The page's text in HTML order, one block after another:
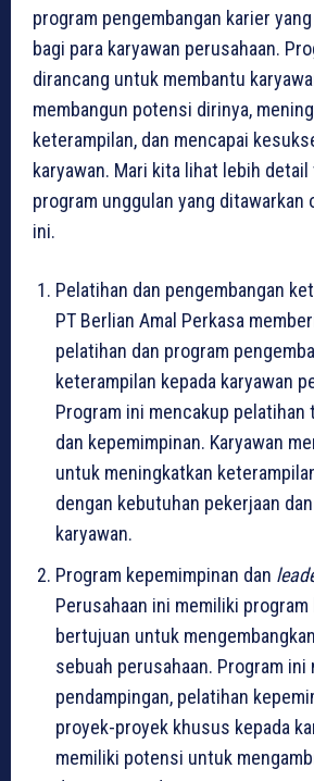
program pengembangan karier
bagi para karyawan perusahaan.
dirancang untuk membantu
membangun potensi dirinya,
keterampilan, dan mencapai
karyawan. Mari kita lihat lebih
program unggulan yang ditawarkan
ini.
Pelatihan dan pengembangan
PT Berlian Amal Perkasa
pelatihan dan program
keterampilan kepada karyawan
Program ini mencakup pelatihan
dan kepemimpinan. Karyawan
untuk meningkatkan
dengan kebutuhan pekerjaan
karyawan.
Program kepemimpinan dan
Perusahaan ini memiliki
bertujuan untuk
sebuah perusahaan. Program ini
pendampingan, pelatihan
proyek-proyek khusus kepada
memiliki potensi untuk